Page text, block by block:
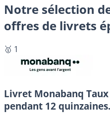
Notre sélection
offres de livrets
🥇 1
Livret Monabanq
pendant 12 quinzaines.